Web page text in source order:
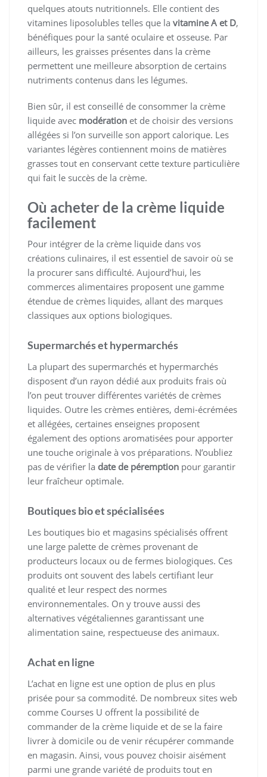
quelques atouts nutritionnels. Elle contient des
vitamines liposolubles telles que la vitamine A et D,
bénéfiques pour la santé oculaire et osseuse. Par
ailleurs, les graisses présentes dans la crème
permettent une meilleure absorption de certains
nutriments contenus dans les légumes.
Bien sûr, il est conseillé de consommer la crème
liquide avec modération et de choisir des versions
allégées si l’on surveille son apport calorique. Les
variantes légères contiennent moins de matières
grasses tout en conservant cette texture particulière
qui fait le succès de la crème.
Où acheter de la crème liquide
facilement
Pour intégrer de la crème liquide dans vos
créations culinaires, il est essentiel de savoir où se
la procurer sans difficulté. Aujourd’hui, les
commerces alimentaires proposent une gamme
étendue de crèmes liquides, allant des marques
classiques aux options biologiques.
Supermarchés et hypermarchés
La plupart des supermarchés et hypermarchés
disposent d’un rayon dédié aux produits frais où
l’on peut trouver différentes variétés de crèmes
liquides. Outre les crèmes entières, demi-écrémées
et allégées, certaines enseignes proposent
également des options aromatisées pour apporter
une touche originale à vos préparations. N’oubliez
pas de vérifier la date de péremption pour garantir
leur fraîcheur optimale.
Boutiques bio et spécialisées
Les boutiques bio et magasins spécialisés offrent
une large palette de crèmes provenant de
producteurs locaux ou de fermes biologiques. Ces
produits ont souvent des labels certifiant leur
qualité et leur respect des normes
environnementales. On y trouve aussi des
alternatives végétaliennes garantissant une
alimentation saine, respectueuse des animaux.
Achat en ligne
L’achat en ligne est une option de plus en plus
prisée pour sa commodité. De nombreux sites web
comme Courses U offrent la possibilité de
commander de la crème liquide et de se la faire
livrer à domicile ou de venir récupérer commande
en magasin. Ainsi, vous pouvez choisir aisément
parmi une grande variété de produits tout en